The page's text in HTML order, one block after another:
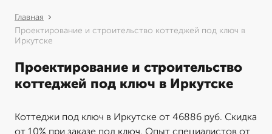
Главная
Проектирование и строительство коттеджей под ключ в
Иркутске
Проектирование и строительство
коттеджей под ключ в Иркутске
Коттеджи под ключ в Иркутске от 46886 руб. Скидка
от 10% при заказе под ключ. Опыт специалистов от